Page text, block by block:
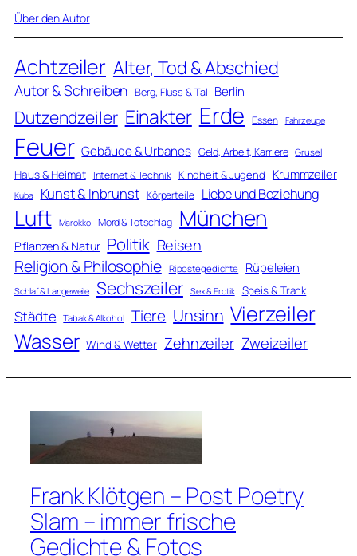
Über den Autor
Achtzeiler Alter, Tod & Abschied
Autor & Schreiben Berg, Fluss & Tal Berlin
Dutzendzeiler Einakter Erde Essen Fahrzeuge
Feuer Gebäude & Urbanes Geld, Arbeit, Karriere Grusel
Haus & Heimat Internet & Technik Kindheit & Jugend Krummzeiler
Kuba Kunst & Inbrunst Körperteile Liebe und Beziehung
Luft Marokko Mord & Totschlag München
Pflanzen & Natur Politik Reisen
Religion & Philosophie Ripostegedichte Rüpeleien
Schlaf & Langeweile Sechszeiler Sex & Erotik Speis & Trank
Städte Tabak & Alkohol Tiere Unsinn Vierzeiler
Wasser Wind & Wetter Zehnzeiler Zweizeiler
Frank Klötgen – Post Poetry
Slam – immer frische
Gedichte & Fotos